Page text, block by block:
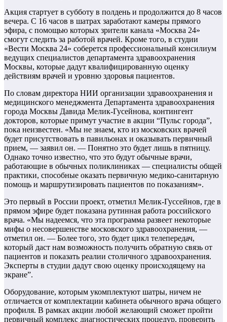
Акция стартует в субботу в полдень и продолжится до 8 часов
вечера. С 16 часов в шатрах заработают камеры прямого
эфира, с помощью которых зрители канала «Москва 24»
смогут следить за работой врачей. Кроме того, в студии
«Вести Москва 24» соберется профессиональный консилиум
ведущих специалистов департамента здравоохранения
Москвы, которые дадут квалифицированную оценку
действиям врачей и уровню здоровья пациентов.
По словам директора НИИ организации здравоохранения и
медицинского менеджмента Департамента здравоохранения
города Москвы Давида Мелик-Гусейнова, контингент
докторов, которые примут участие в акции “Пульс города”,
пока неизвестен. «Мы не знаем, кто из московских врачей
будет присутствовать в павильонах и оказывать первичный
прием, — заявил он. — Понятно это будет лишь в пятницу.
Однако точно известно, что это будут обычные врачи,
работающие в обычных поликлиниках — специалисты общей
практики, способные оказать первичную медико-санитарную
помощь и маршрутизировать пациентов по показаниям».
Это первый в России проект, отметил Мелик-Гуссейнов, где в
прямом эфире будет показана рутинная работа российского
врача. «Мы надеемся, что эта программа развеет некоторые
мифы о несовершенстве московского здравоохранения, —
отметил он. — Более того, это будет цикл телепередач,
который даст нам возможность получить обратную связь от
пациентов и показать реалии столичного здравоохранения.
Эксперты в студии дадут свою оценку происходящему на
экране”.
Оборудование, которым укомплектуют шатры, ничем не
отличается от комплектации кабинета обычного врача общего
профиля. В рамках акции любой желающий сможет пройти
первичный комплекс диагностических процедур, проверить